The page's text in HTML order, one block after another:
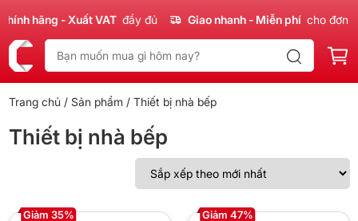
hãng - Xuất VAT đầy đủ Giao nhanh - Miễn phí cho đơn
Trang chủ / Sản phẩm / Thiết bị nhà bếp
Thiết bị nhà bếp
Giảm 35% Giảm 47%